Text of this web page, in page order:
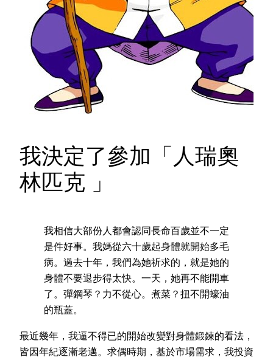
我決定了參加「人瑞奧
林匹克 」
我相信大部份人都會認同長命百歲並不一定
是件好事。我媽從六十歲起身體就開始多毛
病。過去十年，我們為她祈求的，就是她的
身體不要退步得太快。一天，她再不能開車
了。彈鋼琴？力不從心。煮菜？扭不開蠔油
的瓶蓋。
最近幾年，我逼不得已的開始改變對身體鍛鍊的看法，
皆因年紀逐漸老邁。求偶時期，基於市場需求，我投資